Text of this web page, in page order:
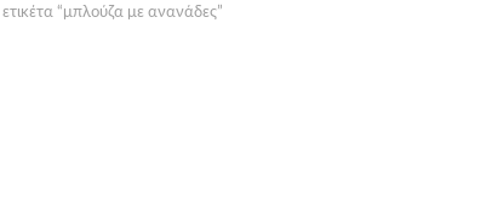
“μπλούζα με ανανάδες”